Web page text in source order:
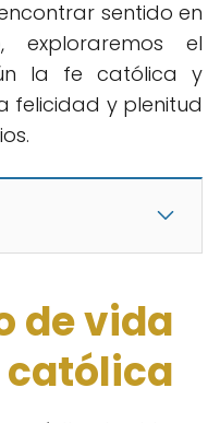
sentido en
exploraremos el
la fe católica y
felicidad y plenitud
de vida
católica